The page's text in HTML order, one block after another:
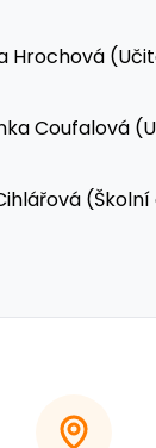
Hrochová
Coufalová